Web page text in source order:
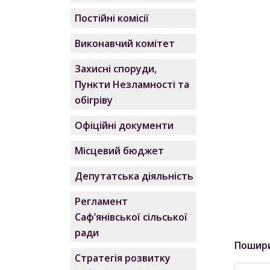
Постійні комісії
Виконавчий комітет
Захисні споруди,
Пункти Незламності та
обігріву
Офіційні документи
Місцевий бюджет
Депутатська діяльність
Регламент
Саф’янівської сільської
ради
Стратегія розвитку